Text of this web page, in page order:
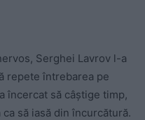
Serghei Lavrov l-a
repete întrebarea pe
încercat să câștige timp,
să iasă din încurcătură.